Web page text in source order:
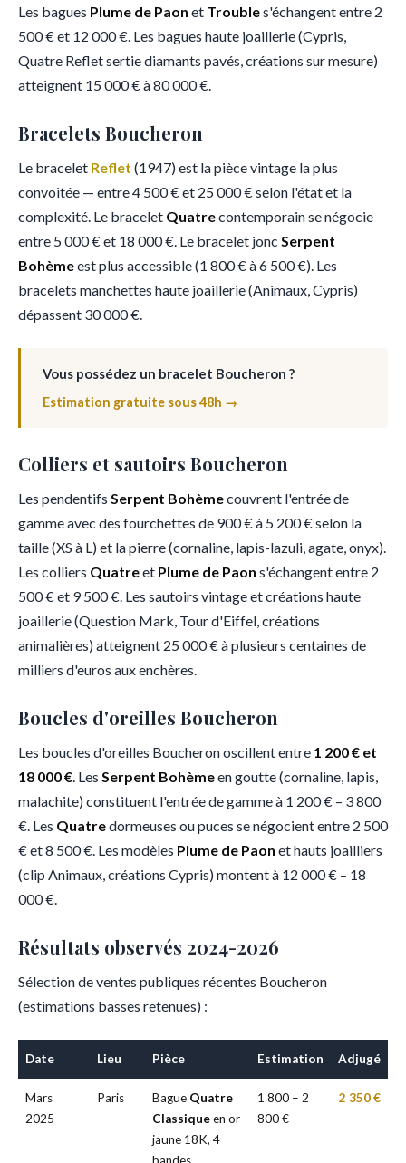
Les bagues Plume de Paon et Troubles'échangent entre 2
500 € et 12 000 €. Les bagues haute joaillerie (Cypris,
Quatre Reflet sertie diamants pavés, créations sur mesure)
atteignent 15 000 € à 80 000 €.
Bracelets Boucheron
Le bracelet Reflet (1947) est la pièce vintage la plus
convoitée — entre 4 500 € et 25 000 € selon l'état et la
complexité. Le bracelet Quatrecontemporain se négocie
entre 5 000 € et 18 000 €. Le bracelet jonc Serpent
Bohèmeest plus accessible (1 800 € à 6 500 €). Les
bracelets manchettes haute joaillerie (Animaux, Cypris)
dépassent 30 000 €.
Vous possédez un bracelet Boucheron ?
Estimation gratuite sous 48h →
Colliers et sautoirs Boucheron
Les pendentifs Serpent Bohèmecouvrent l'entrée de
gamme avec des fourchettes de 900 € à 5 200 € selon la
taille (XS à L) et la pierre (cornaline, lapis-lazuli, agate, onyx).
Les colliers Quatreet Plume de Paon s'échangent entre 2
500 € et 9 500 €. Les sautoirs vintage et créations haute
joaillerie (Question Mark, Tour d'Eiffel, créations
animalières) atteignent 25 000 € à plusieurs centaines de
milliers d'euros aux enchères.
Boucles d'oreilles Boucheron
Les boucles d'oreilles Boucheron oscillent entre 1 200 € et
18 000 €. Les Serpent Bohèmeen goutte (cornaline, lapis,
malachite) constituent l'entrée de gamme à 1 200 € – 3 800
€. Les Quatredormeuses ou puces se négocient entre 2 500
€ et 8 500 €. Les modèles Plume de Paon et hauts joailliers
(clip Animaux, créations Cypris) montent à 12 000 € – 18
000 €.
Résultats observés 2024-2026
Sélection de ventes publiques récentes Boucheron
(estimations basses retenues) :
Date Lieu Pièce Estimation Adjugé
Mars
2025
Paris Bague Quatre
Classiqueen or
jaune 18K, 4
1 800 – 2
800 €
2 350 €